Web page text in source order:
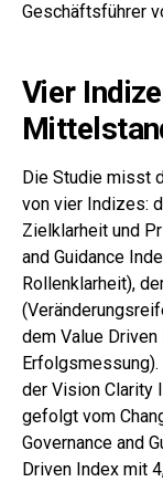
Geschäftsführer
Vier
Die Studie misst
von vier Indizes:
Zielklarheit und
and Guidance
Rollenklarheit),
dem Value
der Vision Clarity
gefolgt vom
Governance and
Driven Index mit